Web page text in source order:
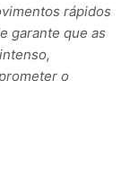
rápidos
garante que as
o